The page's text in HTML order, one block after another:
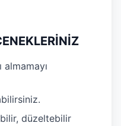
almamayı
düzeltebilir